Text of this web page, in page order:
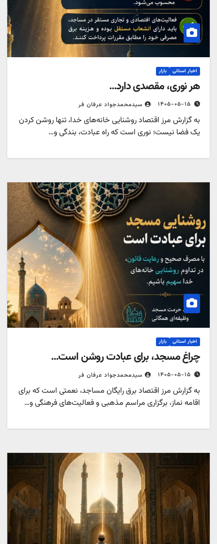
اخبار استانی بازار
هر نوری، مقصدی دارد…
۱۴۰۵-۰۵-۱۵ سیدمحمدجواد عرفان فر
به گزارش مرز اقتصاد روشنایی خانه‌های خدا، تنها روشن کردن
یک فضا نیست؛ نوری است که راه عبادت، بندگی و…
اخبار استانی بازار
چراغ مسجد، برای عبادت روشن است…
۱۴۰۵-۰۵-۱۵ سیدمحمدجواد عرفان فر
به گزارش مرز اقتصاد برق رایگان مساجد، نعمتی است که برای
اقامه نماز، برگزاری مراسم مذهبی و فعالیت‌های فرهنگی و…